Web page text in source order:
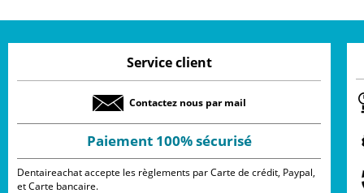
Service client
Contactez nous par mail
Paiement 100% sécurisé
Dentaireachat accepte les règlements par Carte de crédit, Paypal,
et Carte bancaire.